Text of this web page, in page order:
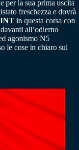
per la sua prima uscita
freschezza e dovrà
in questa corsa con
all’odierno
agonismo N5
le cose in chiaro sul